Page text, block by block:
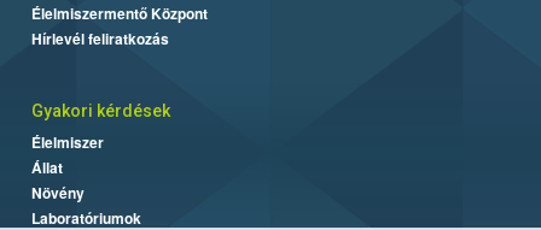
Élelmiszermentő Központ
Hírlevél feliratkozás
Gyakori kérdések
Élelmiszer
Állat
Növény
Laboratóriumok